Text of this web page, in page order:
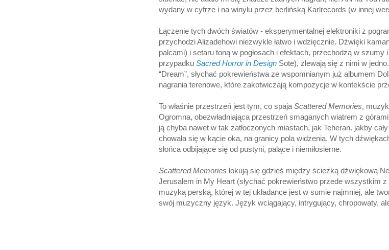
wydany w cyfrze i na winylu przez berlińską Karlrecords (w innej
Łączenie tych dwóch światów - eksperymentalnej elektroniki z
przychodzi Alizadehowi niezwykle łatwo i wdzięcznie. Dźwięki
palcami) i setaru toną w pogłosach i efektach, przechodzą w
przypadku Sacred Horror in Design Sote), zlewają się z nimi w
“Dream”, słychać pokrewieństwa ze wspomnianym już albumem
nagrania terenowe, które zakotwiczają kompozycje w kontekście
To właśnie przestrzeń jest tym, co spaja Scattered Memories,
Ogromna, obezwładniająca przestrzeń smaganych wiatrem z
ją chyba nawet w tak zatłoczonych miastach, jak Teheran. jakby
chowała się w kącie oka, na granicy pola widzenia. W tych
słońca odbijające się od pustyni, palące i niemiłosierne.
Scattered Memories lokują się gdzieś między ścieżką dźwiękową
Jerusalem in My Heart (słychać pokrewieństwo przede wszystkim z
muzyką perską, której w tej układance jest w sumie najmniej, ale
swój muzyczny język. Język wciągający, intrygujący, chropowaty,